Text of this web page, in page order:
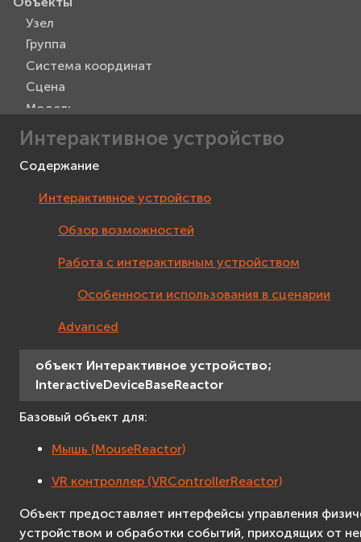
Узел
Группа
Система координат
Сцена
Модель
Метка
Текст 3D
Проекция на экран
Прямоугольник
Изображение
Видео
Манипулятор камеры
Мышь
VR контроллер
Поиск пересечений
Система трекинга
Расстояние
Аудио
Аудиоузел
Интерактивное устройство
Содержание
Интерактивное устройство
Обзор возможностей
Работа с интерактивным устройством
Особенности использования в сценарии
Advanced
объект Интерактивное устройство;
InteractiveDeviceBaseReactor
Базовый объект для:
Мышь (MouseReactor)
VR контроллер (VRControllerReactor)
Объект предоставляет интерфейсы управления
устройством и обработки событий, приходящих от